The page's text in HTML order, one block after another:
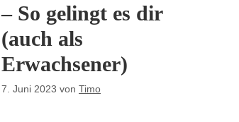
– So gelingt es dir
(auch als
Erwachsener)
7. Juni 2023 von Timo